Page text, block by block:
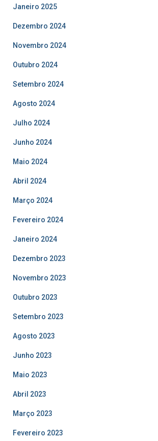
Janeiro 2025
Dezembro 2024
Novembro 2024
Outubro 2024
Setembro 2024
Agosto 2024
Julho 2024
Junho 2024
Maio 2024
Abril 2024
Março 2024
Fevereiro 2024
Janeiro 2024
Dezembro 2023
Novembro 2023
Outubro 2023
Setembro 2023
Agosto 2023
Junho 2023
Maio 2023
Abril 2023
Março 2023
Fevereiro 2023